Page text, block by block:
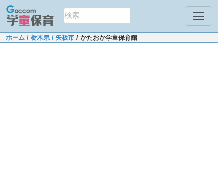
ホーム / 栃木県/ 矢板市 / かたおか学童保育館